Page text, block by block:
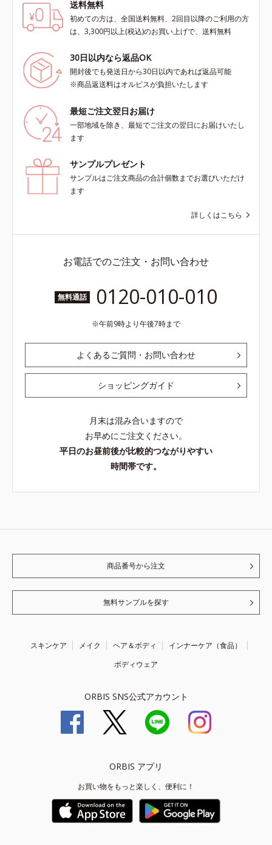
送料無料
初めての方は、全国送料無料、2回目以降のご利用の方
は、3,300円以上(税込)のお買い上げで、送料無料
30日以内なら返品OK
開封後でも発送日から30日以内であれば返品可能
※商品返送料はオルビスが負担いたします
最短ご注文翌日お届け
一部地域を除き、最短でご注文の翌日にお届けいたし
ます
サンプルプレゼント
サンプルはご注文商品の合計個数までお選びいただけ
ます
詳しくはこちら
お電話でのご注文・お問い合わせ
無料通話 0120-010-010
午前9時より午後7時まで
よくあるご質問・お問い合わせ
ショッピングガイド
月末は混み合いますので
お早めにご注文ください。
平日のお昼前後が比較的つながりやすい
時間帯です。
商品番号から注文
無料サンプルを探す
スキンケア メイク ヘア＆ボディ
インナーケア（食品）
ボディウェア
ORBIS SNS公式アカウント
ORBIS アプリ
お買い物をもっと楽しく、便利に！